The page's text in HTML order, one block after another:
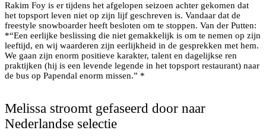
Rakim Foy is er tijdens het afgelopen seizoen achter gekomen dat
het topsport leven niet op zijn lijf geschreven is. Vandaar dat de
freestyle snowboarder heeft besloten om te stoppen. Van der Putten:
*“Een eerlijke beslissing die niet gemakkelijk is om te nemen op zijn
leeftijd, en wij waarderen zijn eerlijkheid in de gesprekken met hem.
We gaan zijn enorm positieve karakter, talent en dagelijkse ren
praktijken (hij is een levende legende in het topsport restaurant) naar
de bus op Papendal enorm missen.” *
Melissa stroomt gefaseerd door naar
Nederlandse selectie